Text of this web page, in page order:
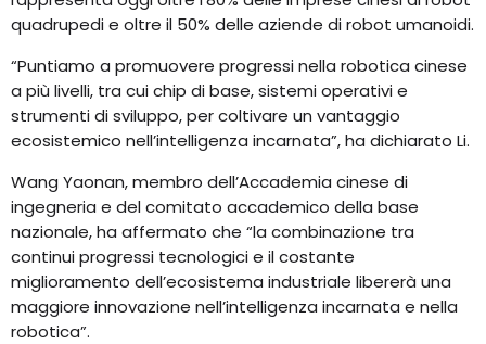
quadrupedi e oltre il 50% delle aziende di robot umanoidi.
“Puntiamo a promuovere progressi nella robotica cinese
a più livelli, tra cui chip di base, sistemi operativi e
strumenti di sviluppo, per coltivare un vantaggio
ecosistemico nell’intelligenza incarnata”, ha dichiarato Li.
Wang Yaonan, membro dell’Accademia cinese di
ingegneria e del comitato accademico della base
nazionale, ha affermato che “la combinazione tra
continui progressi tecnologici e il costante
miglioramento dell’ecosistema industriale libererà una
maggiore innovazione nell’intelligenza incarnata e nella
robotica”.